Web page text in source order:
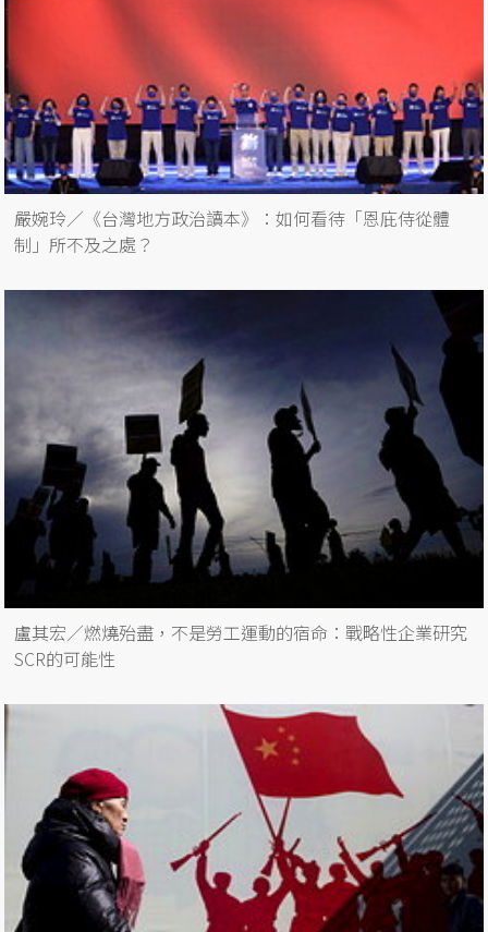
嚴婉玲／《台灣地方政治讀本》：如何看待「恩庇侍從體
制」所不及之處？
盧其宏／燃燒殆盡，不是勞工運動的宿命：戰略性企業研究
SCR的可能性